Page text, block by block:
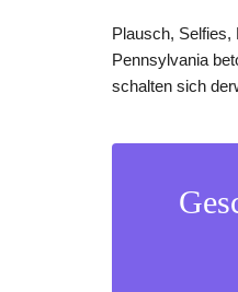
Plausch, Selfies,
Pennsylvania
schalten sich